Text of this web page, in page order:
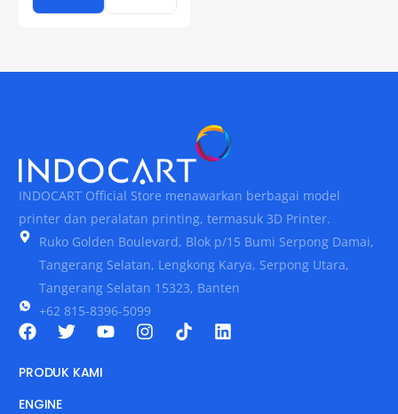
INDOCART Official Store menawarkan berbagai model
printer dan peralatan printing, termasuk 3D Printer.
Ruko Golden Boulevard, Blok p/15 Bumi Serpong Damai,
Tangerang Selatan, Lengkong Karya, Serpong Utara,
Tangerang Selatan 15323, Banten
+62 815-8396-5099
PRODUK KAMI
ENGINE